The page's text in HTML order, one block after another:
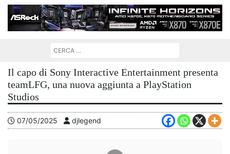
Il capo di Sony Interactive Entertainment presenta
teamLFG, una nuova aggiunta a PlayStation
Studios
07/05/2025 djlegend